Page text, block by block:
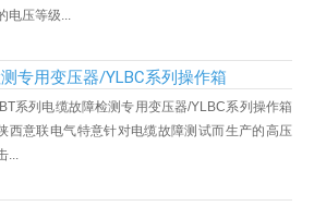
电压等级...
专用变压器/YLBC系列操作箱
系列电缆故障检测专用变压器/YLBC系列操作箱
西意联电气特意针对电缆故障测试而生产的高压
...